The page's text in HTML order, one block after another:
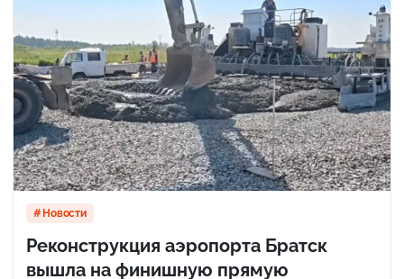
Новости
Реконструкция аэропорта Братск
вышла на финишную прямую